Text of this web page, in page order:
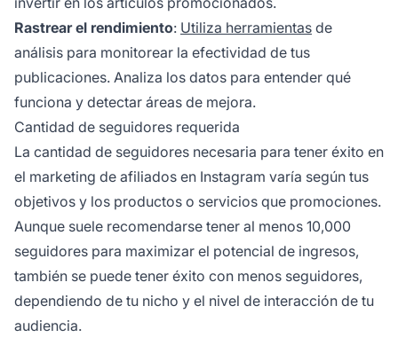
Rastrear el rendimiento: Utiliza herramientas de
análisis para monitorear la efectividad de tus
publicaciones. Analiza los datos para entender qué
funciona y detectar áreas de mejora.
Cantidad de seguidores requerida
La cantidad de seguidores necesaria para tener éxito en
el marketing de afiliados en Instagram varía según tus
objetivos y los productos o servicios que promociones.
Aunque suele recomendarse tener al menos 10,000
seguidores para maximizar el potencial de ingresos,
también se puede tener éxito con menos seguidores,
dependiendo de tu nicho y el nivel de interacción de tu
audiencia.